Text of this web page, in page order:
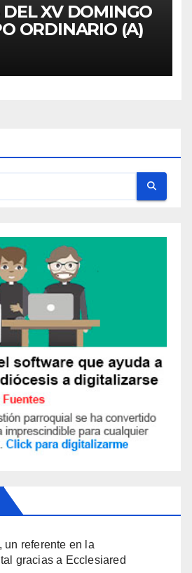
DEL XV DOMINGO
ORDINARIO (A)
un referente en la
gracias a Ecclesiared